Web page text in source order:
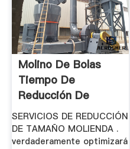
Molino De Bolas
Tiempo De
Reducción De
Tamaño
SERVICIOS DE REDUCCIÓN
DE TAMAÑO MOLIENDA .
verdaderamente optimizará